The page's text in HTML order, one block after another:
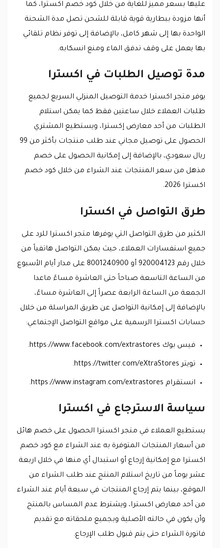
عليها بسعر مميز للغاية من خلال كود خصم اكسترا، كما
أنها مزودة ببطارية قوية قابلة للشحن تصل مدة الشحنة
الواحدة بها إلى شهر كامل، بالإضافة إلى توفر نظام تلقائي
بها يعمل على وقف تدفق الماء ومنع انسكابه.
مدة توصيل الطلبات في اكسترا
يوفر متجر اكسترا خدمة التوصيل المنزلي السريع لجميع
طلبات العملاء خلال ساعتين فقط كما يمكن استلام
الطلبات من أحد معارض إكسترا، ويستطيع المشتري
الحصول على توصيل مجاني عند طلب منتجات بأكثر من 99
ريال سعودي، بالإضافة إلى إمكانية الحصول على خصم
مذهل من سعر المنتجات عند الشراء من خلال كود خصم
اكسترا 2026.
طرق التواصل في اكسترا
الكثير من طرق التواصل التي يوفرها متجر اكسترا للرد على
جميع استفسارات العملاء، حيث يمكن التواصل هاتفياً من
خلال رقم 920004123 أو 8001240900 على مدار أيام الأسبوع
من الساعة التاسعة صباحاً حتى العاشرة مساءً ماعدا
الجمعة من الساعة الرابعة عصراً إلى العاشرة مساءً،
بالإضافة إلى إمكانية التواصل عن طريق المراسلة من خلال
حسابات اكسترا الرسمية على مواقع التواصل الإجتماعي:
فيس بوك https://www.facebook.com/extrastores.
تويتر https://twitter.com/eXtraStores.
انستقرام https://www.instagram.com/extrastores.
سياسة الاسترجاع في اكسترا
يستطيع العملاء في متجر اكسترا الحصول على خصم هائل
من أسعار المنتجات المتوفرة به عند الشراء مع كود خصم
اكسترا مع إمكانية إرجاع أو استبدال أي منها في خلال اربعة
عشر يوماً من تاريخ استلام المنتج عند طلب الشراء من
الموقع، بينما يتم إرجاع المنتجات في سبعة أيام عند الشراء
من أحد معارض اكسترا، ويشترط عدم المساس بالمنتج
وأن يكون في حالته الأصلية وبجميع ملحقاته مع تقديم
فاتورة الشراء حتى يتم قبول طلب الإرجاع.